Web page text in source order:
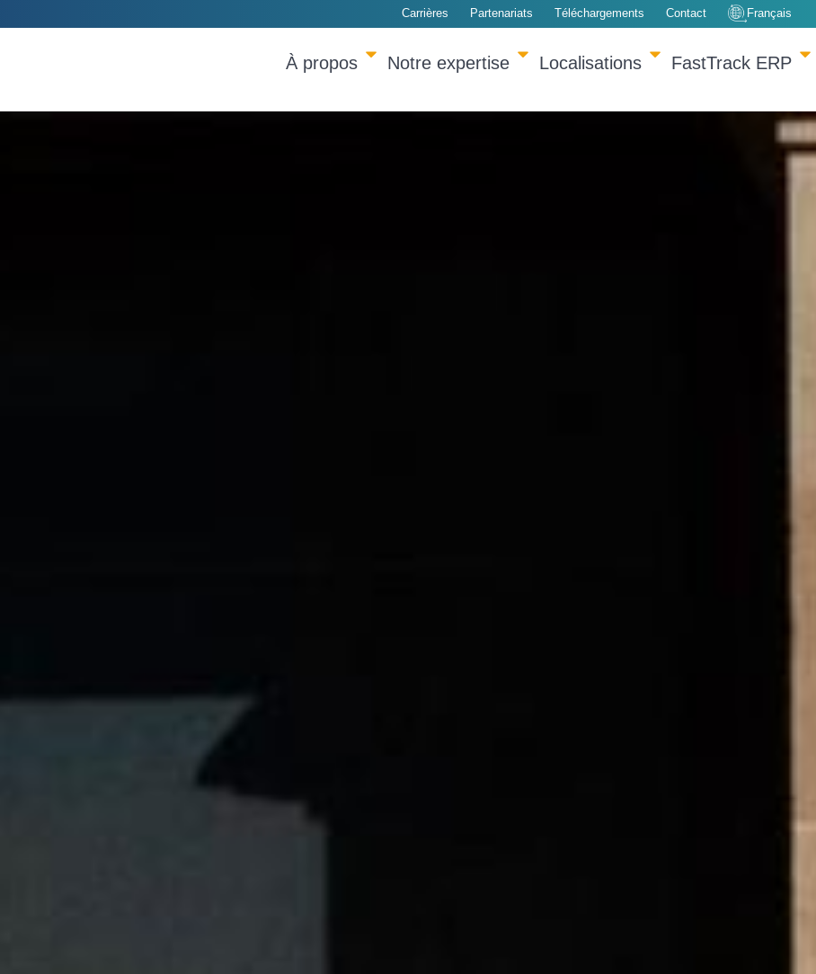
Carrières Partenariats Téléchargements Contact Français
À propos Notre expertise Localisations FastTrack ERP